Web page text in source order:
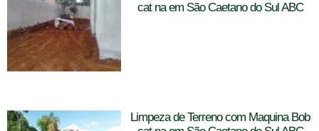
cat na em São Caetano do Sul ABC
Limpeza de Terreno com Maquina Bob